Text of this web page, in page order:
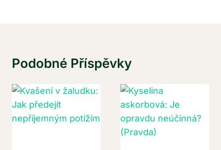
Podobné Příspěvky